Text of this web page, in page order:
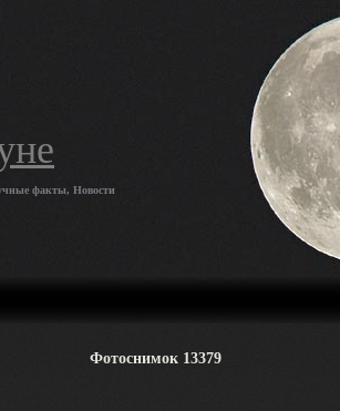
факты, Новости
Фотоснимок 13379